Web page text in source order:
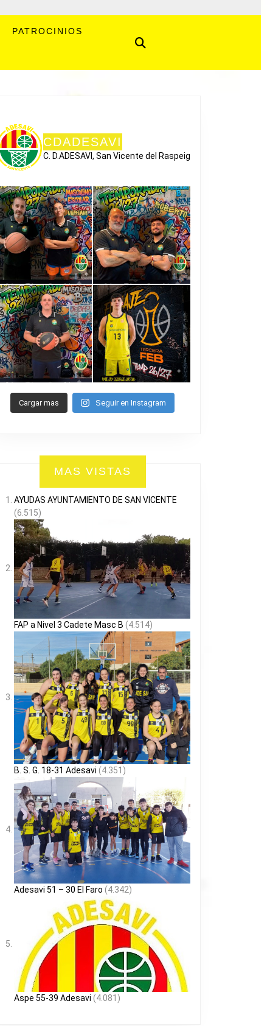
PATROCINIOS
CDADESAVI
C. D.ADESAVI, San Vicente del Raspeig
Cargar mas Seguir en Instagram
MAS VISTAS
AYUDAS AYUNTAMIENTO DE SAN VICENTE
(6.515)
FAP a Nivel 3 Cadete Masc B (4.514)
B. S. G. 18-31 Adesavi (4.351)
Adesavi 51 – 30 El Faro (4.342)
Aspe 55-39 Adesavi (4.081)